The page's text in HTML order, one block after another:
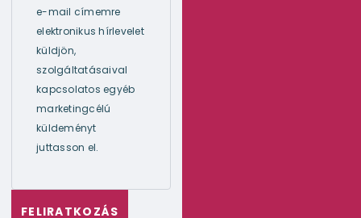
e-mail címemre
elektronikus hírlevelet
küldjön,
szolgáltatásaival
kapcsolatos egyéb
marketingcélú
küldeményt
juttasson el.